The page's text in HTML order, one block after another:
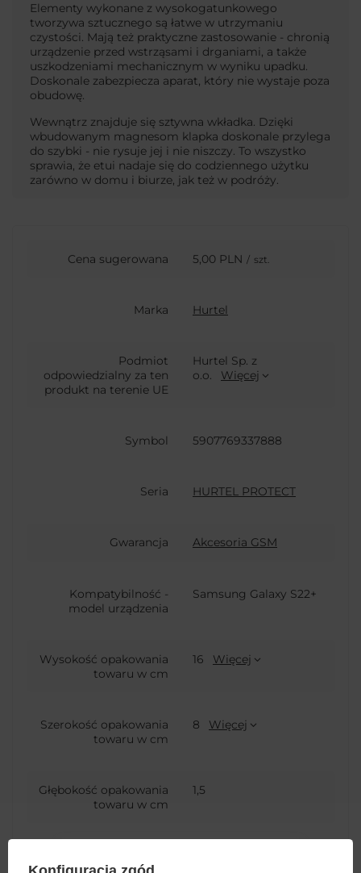
Elementy wykonane z wysokogatunkowego
tworzywa sztucznego są łatwe w utrzymaniu
czystości. Mają też praktyczne zastosowanie - chronią
urządzenie przed wstrząsami i drganiami, a także
uszkodzeniami mechanicznym w wyniku upadku.
Doskonale zabezpiecza aparat, który nie wystaje poza
obudowę.
Wewnątrz znajduje się sztywna wkładka. Dzięki
wbudowanym magnesom klapka doskonale przylega
do szybki - nie rysuje jej i nie niszczy. To wszystko
sprawia, że etui nadaje się do codziennego użytku
zarówno w domu i biurze, jak też w podróży.
Cena sugerowana 5,00 PLN / szt.
Marka Hurtel
Podmiot
odpowiedzialny za ten
produkt na terenie UE
Hurtel Sp. z
o.o.
Więcej
Symbol 5907769337888
Seria HURTEL PROTECT
Gwarancja Akcesoria GSM
Kompatybilność -
model urządzenia
Samsung Galaxy S22+
Wysokość opakowania
towaru w cm
16 Więcej
Szerokość opakowania
towaru w cm
8 Więcej
Głębokość opakowania
towaru w cm
1,5